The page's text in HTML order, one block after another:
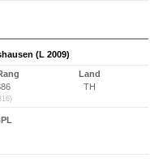
(L 2009)
Land
TH